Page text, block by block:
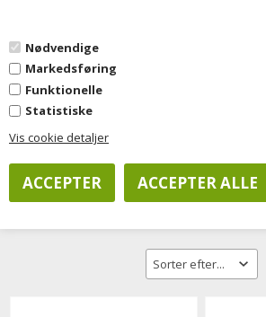
Nødvendige
Markedsføring
Funktionelle
Statistiske
Vis cookie detaljer
Forside»Kontorartikler
Bladvendere